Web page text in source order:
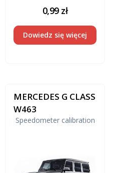
0,99 zł
Dowiedz się więcej
MERCEDES G CLASS
W463
Speedometer calibration